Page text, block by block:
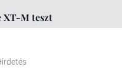
XT-M teszt